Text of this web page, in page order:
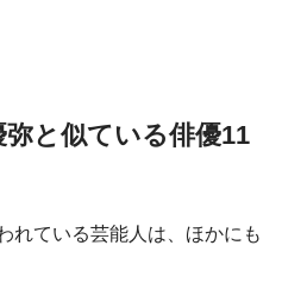
と似ている俳優11
れている芸能人は、ほかにも